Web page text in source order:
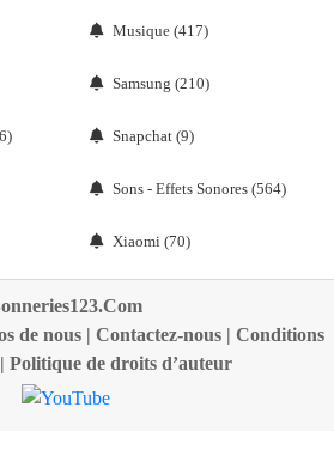
Musique (417)
Samsung (210)
Snapchat (9)
Sons - Effets Sonores (564)
Xiaomi (70)
de nous| Contactez-nous| Conditions
| Politique de droits d’auteur